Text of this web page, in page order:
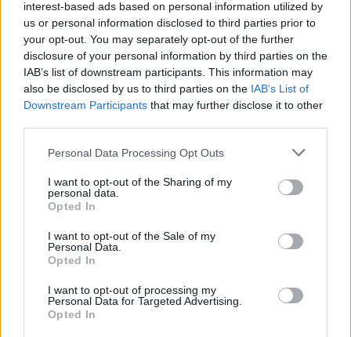
interest-based ads based on personal information utilized by
us or personal information disclosed to third parties prior to
your opt-out. You may separately opt-out of the further
disclosure of your personal information by third parties on the
IAB’s list of downstream participants. This information may
also be disclosed by us to third parties on the IAB’s List of
Downstream Participants that may further disclose it to other
Please note that this website/app uses one or more Google
not limited to your visit or usage behaviour. You may click to
grant or deny consent to Google and its third-party tags to
use your data for below specified purposes in below Google
consent section.
Personal Data Processing Opt Outs
I want to opt-out of the Sharing of my
personal data.
Opted In
I want to opt-out of the Sale of my
Personal Data.
Opted In
I want to opt-out of processing my
Personal Data for Targeted Advertising.
Opted In
σύγκριση με τον αντίστοιχο μήνα του περασμένου έτους.
Εξετάζοντας το πεντάμηνο Ιανουαρίου-Μαΐου 2025,
πτώση καταγράφουν και πάλι οι εξαγωγές των 2 μόνο από
τις 10 μεγάλες κατηγορίες προϊόντων: Πετρελαιοειδή-
Καύσιμα (-24,9%) και οι χαμηλές σε αξία εξαγωγές των
Εμπιστευτικών Προϊόντων κατά -79,5%.
Παράλληλα όμως, αυξημένες εμφανίζονται εκείνες των
Μηχανημάτων (2,7%), Διαφόρων Βιομηχανικών (6,6%),
Πρώτων Υλών (1,3%), Ποτά & Καπνός (13%) και των Λαδιών
(4,8%), σε σχέση με το αντίστοιχο περσινό πρώτο
Κάνε κλικ και δες περισσότερο
Πρόσθεσέ το στηνGoogle